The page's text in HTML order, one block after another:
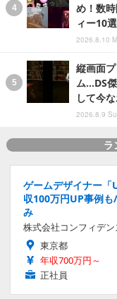
め！数
ィー10選
2026.8.10
縦画面
ム…DS
して今
2026.8.9
ラ
ゲームデザイナー
収100万円UP事例
み
株式会社コンフィデ
東京都
年収700万円～
正社員